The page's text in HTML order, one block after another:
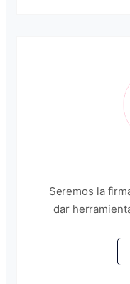
Seremos la
dar